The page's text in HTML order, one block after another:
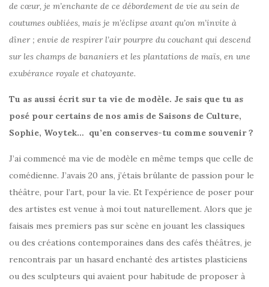
de cœur, je m’enchante de ce débordement de vie au sein de
coutumes oubliées, mais je m’éclipse avant qu’on m’invite à
dîner ; envie de respirer l’air pourpre du couchant qui descend
sur les champs de bananiers et les plantations de maïs, en une
exubérance royale et chatoyante.
Tu as aussi écrit sur ta vie de modèle. Je sais que tu as
posé pour certains de nos amis de Saisons de Culture,
Sophie, Woytek… qu’en conserves-tu comme souvenir ?
J’ai commencé ma vie de modèle en même temps que celle de
comédienne. J’avais 20 ans, j’étais brûlante de passion pour le
théâtre, pour l’art, pour la vie. Et l’expérience de poser pour
des artistes est venue à moi tout naturellement. Alors que je
faisais mes premiers pas sur scène en jouant les classiques
ou des créations contemporaines dans des cafés théâtres, je
rencontrais par un hasard enchanté des artistes plasticiens
ou des sculpteurs qui avaient pour habitude de proposer à